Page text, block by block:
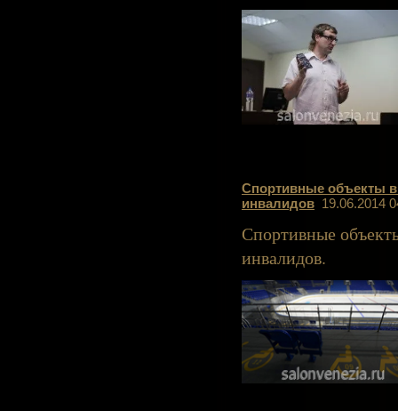
Спортивные объекты
инвалидов 19.06.2014
Спортивные
инвалидов.